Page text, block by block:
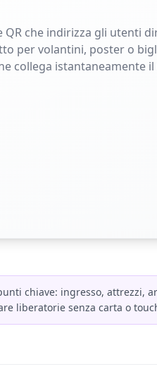
che indirizza gli utenti
per volantini, poster o
collega istantaneamente
chiave: ingresso, attrezzi,
liberatorie senza carta o